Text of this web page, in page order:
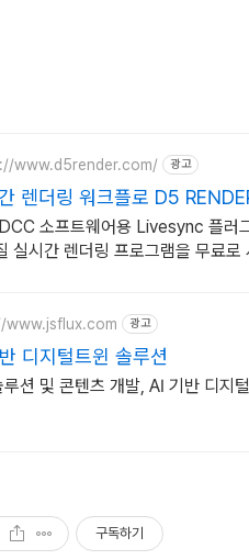
www.d5render.com/ 광고
렌더링 워크플로 D5
소프트웨어용 Livesync 플러
실시간 렌더링 프로그램을 무료로
www.jsflux.com 광고
디지털트윈 솔루션
션 및 콘텐츠 개발, AI 기반 디지
구독하기